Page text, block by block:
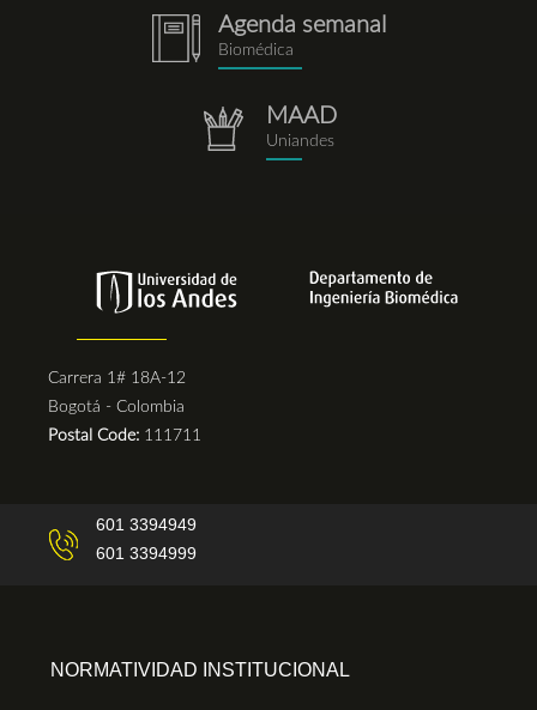
notebook.png
Agenda semanal
Biomédica
repositorio.png
MAAD
Uniandes
Carrera 1# 18A-12
Bogotá - Colombia
Postal Code: 111711
601 3394949
601 3394999
NORMATIVIDAD INSTITUCIONAL